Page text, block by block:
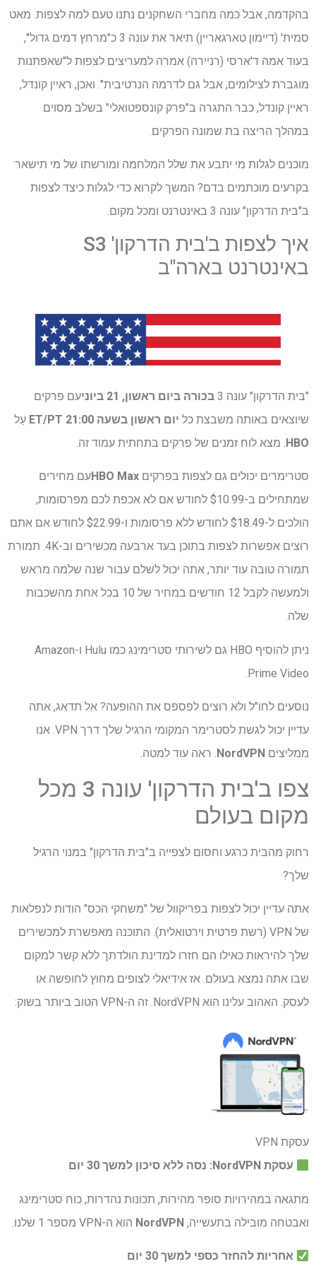
בהקדמה, אבל כמה מחברי השחקנים נתנו טעם למה לצפות. מאט
סמית' (דיימון טארגאריין) תיאר את עונה 3 כ"מרחץ דמים גדול",
בעוד אמה ד'ארסי (רניירה) אמרה למעריצים לצפות ל"שאפתנות
מוגברת לצילומים, אבל גם לדרמה הנרטיבית". ואכן, ראיין קונדל,
ראיין קונדל, כבר התגרה ב"פרק קונספטואלי" בשלב מסוים
במהלך הריצה בת שמונה הפרקים.
מוכנים לגלות מי יתבע את שלל המלחמה ומורשתו של מי תישאר
בקרעים מוכתמים בדם? המשך לקרוא כדי לגלות כיצד לצפות
ב"בית הדרקון" עונה 3 באינטרנט ומכל מקום.
איך לצפות ב'בית הדרקון' S3
באינטרנט בארה"ב
"בית הדרקון" עונה 3 בכורה ביום ראשון, 21 ביוני
עם פרקים
שיוצאים באותה משבצת כל יום ראשון בשעה 21:00 ET/PT
עַל
HBO. מצא לוח זמנים של פרקים בתחתית עמוד זה.
סטרימרים יכולים גם לצפות בפרקים HBO Maxעם מחירים
שמתחילים ב-$10.99 לחודש אם לא אכפת לכם מפרסומות,
הולכים ל-$18.49 לחודש ללא פרסומות ו-$22.99 לחודש אם אתם
רוצים אפשרות לצפות בתוכן בעד ארבעה מכשירים וב-4K. תמורת
תמורה טובה עוד יותר, אתה יכול לשלם עבור שנה שלמה מראש
ולמעשה לקבל 12 חודשים במחיר של 10 בכל אחת מהשכבות
שלה.
ניתן להוסיף HBO גם לשירותי סטרימינג כמו Hulu ו-Amazon
Prime Video.
נוסעים לחו"ל ולא רוצים לפספס את ההופעה? אל תדאג, אתה
עדיין יכול לגשת לסטרימר המקומי הרגיל שלך דרך VPN. אנו
ממליצים NordVPN . ראה עוד למטה.
צפו ב'בית הדרקון' עונה 3 מכל
מקום בעולם
רחוק מהבית כרגע וחסום לצפייה ב"בית הדרקון" במנוי הרגיל
שלך?
אתה עדיין יכול לצפות בפריקוול של "משחקי הכס" הודות לנפלאות
של VPN (רשת פרטית וירטואלית). התוכנה מאפשרת למכשירים
שלך להיראות כאילו הם חזרו למדינת הולדתך ללא קשר למקום
שבו אתה נמצא בעולם. אז אידיאלי לצופים מחוץ לחופשה או
לעסק. האהוב עלינו הוא NordVPN. זה ה-VPN הטוב ביותר בשוק:
עסקת VPN
עסקת NordVPN: נסה ללא סיכון למשך 30 יום
מתגאה במהירויות סופר מהירות, תכונות נהדרות, כוח סטרימינג
ואבטחה מובילה בתעשייה, NordVPN הוא ה-VPN מספר 1 שלנו.
אחריות להחזר כספי למשך 30 יום